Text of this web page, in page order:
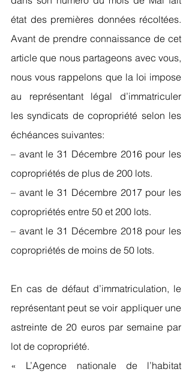
état des premières données récoltées.
Avant de prendre connaissance de cet
article que nous partageons avec vous,
nous vous rappelons que la loi impose
au représentant légal d’immatriculer
les syndicats de copropriété selon les
échéances suivantes:
– avant le 31 Décembre 2016 pour les
copropriétés de plus de 200 lots.
– avant le 31 Décembre 2017 pour les
copropriétés entre 50 et 200 lots.
– avant le 31 Décembre 2018 pour les
copropriétés de moins de 50 lots.
En cas de défaut d’immatriculation, le
représentant peut se voir appliquer une
astreinte de 20 euros par semaine par
lot de copropriété.
« L’Agence nationale de l’habitat